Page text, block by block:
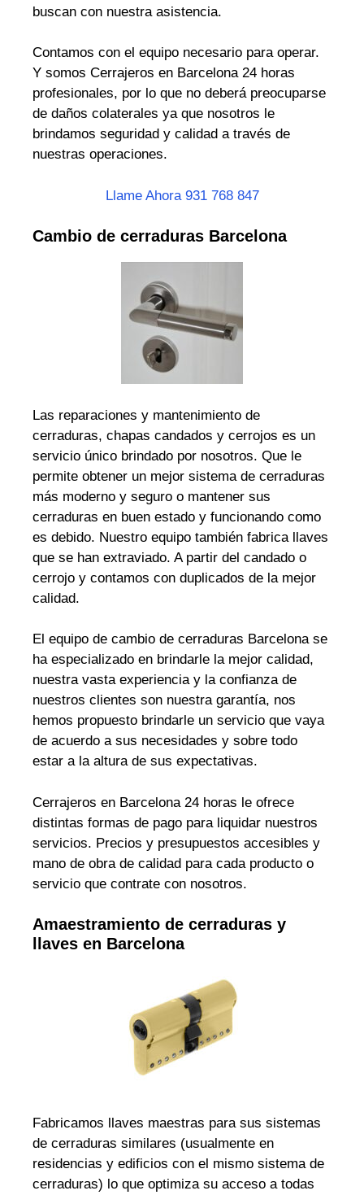
buscan con nuestra asistencia.
Contamos con el equipo necesario para operar.
Y somos Cerrajeros en Barcelona 24 horas
profesionales, por lo que no deberá preocuparse
de daños colaterales ya que nosotros le
brindamos seguridad y calidad a través de
nuestras operaciones.
Llame Ahora 931 768 847
Cambio de cerraduras Barcelona
Las reparaciones y mantenimiento de
cerraduras, chapas candados y cerrojos es un
servicio único brindado por nosotros. Que le
permite obtener un mejor sistema de cerraduras
más moderno y seguro o mantener sus
cerraduras en buen estado y funcionando como
es debido. Nuestro equipo también fabrica llaves
que se han extraviado. A partir del candado o
cerrojo y contamos con duplicados de la mejor
calidad.
El equipo de cambio de cerraduras Barcelona se
ha especializado en brindarle la mejor calidad,
nuestra vasta experiencia y la confianza de
nuestros clientes son nuestra garantía, nos
hemos propuesto brindarle un servicio que vaya
de acuerdo a sus necesidades y sobre todo
estar a la altura de sus expectativas.
Cerrajeros en Barcelona 24 horas le ofrece
distintas formas de pago para liquidar nuestros
servicios. Precios y presupuestos accesibles y
mano de obra de calidad para cada producto o
servicio que contrate con nosotros.
Amaestramiento de cerraduras y
llaves en Barcelona
Fabricamos llaves maestras para sus sistemas
de cerraduras similares (usualmente en
residencias y edificios con el mismo sistema de
cerraduras) lo que optimiza su acceso a todas